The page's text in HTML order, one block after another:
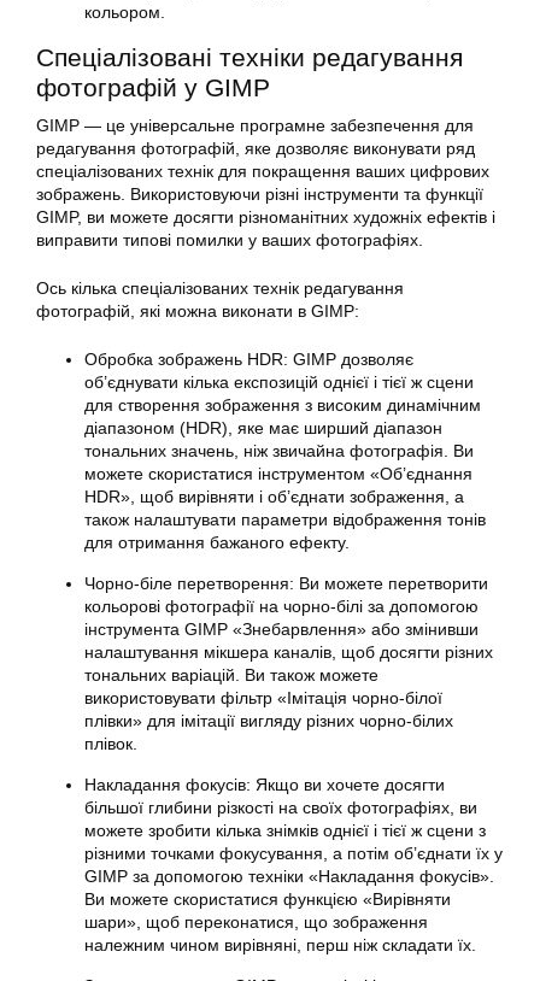
кольором.
Спеціалізовані техніки редагування
фотографій у GIMP
GIMP — це універсальне програмне забезпечення для
редагування фотографій , яке дозволяє виконувати ряд
спеціалізованих технік для покращення ваших цифрових
зображень. Використовуючи різні інструменти та функції
GIMP, ви можете досягти різноманітних художніх ефектів і
виправити типові помилки у ваших фотографіях.
Ось кілька спеціалізованих технік редагування
фотографій, які можна виконати в GIMP:
Обробка зображень HDR: GIMP дозволяє
об’єднувати кілька експозицій однієї і тієї ж сцени
для створення зображення з високим динамічним
діапазоном (HDR), яке має ширший діапазон
тональних значень, ніж звичайна фотографія. Ви
можете скористатися інструментом «Об’єднання
HDR», щоб вирівняти і об’єднати зображення, а
також налаштувати параметри відображення тонів
для отримання бажаного ефекту.
Чорно-біле перетворення: Ви можете перетворити
кольорові фотографії на чорно-білі за допомогою
інструмента GIMP «Знебарвлення» або змінивши
налаштування мікшера каналів, щоб досягти різних
тональних варіацій. Ви також можете
використовувати фільтр «Імітація чорно-білої
плівки» для імітації вигляду різних чорно-білих
плівок.
Накладання фокусів: Якщо ви хочете досягти
більшої глибини різкості на своїх фотографіях, ви
можете зробити кілька знімків однієї і тієї ж сцени з
різними точками фокусування, а потім об’єднати їх у
GIMP за допомогою техніки «Накладання фокусів».
Ви можете скористатися функцією «Вирівняти
шари», щоб переконатися, що зображення
належним чином вирівняні, перш ніж складати їх.